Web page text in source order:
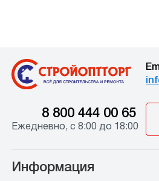
8 800 444 00 65
Ежедневно, с 8:00 до 18:00
Информация